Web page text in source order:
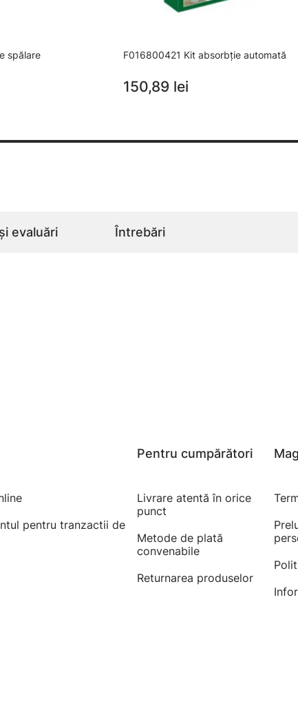
spălare F016800421 Kit absorbţie automată
150,89 lei
evaluări Întrebări
pentru tranzactii de
Pentru cumpărători
Livrare atentă în orice
punct
Metode de plată
convenabile
Returnarea produselor